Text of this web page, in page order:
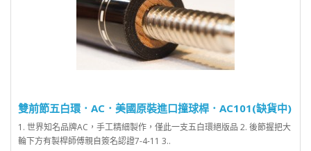
雙前節五白環．AC．美國原裝進口撞球桿．AC101(缺貨中)
1. 世界知名品牌AC，手工精細製作，僅此一支五白環絕版品 2. 後節握把大
輪下方有製桿師傅親自簽名認證7-4-11 3..